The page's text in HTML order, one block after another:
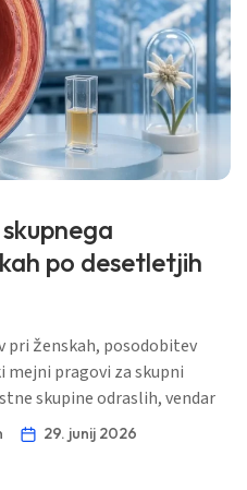
po desetletjih
ženskah, posodobitev
mejni pragovi za skupni
skupine odraslih, vendar
zgodovino
📅 29. junij 2026 📝
29. junij 2026